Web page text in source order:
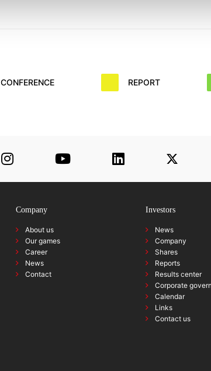
CONFERENCE REPORT
Company
About us
Our games
Career
News
Contact
Investors
News
Company
Shares
Reports
Results center
Corporate
Calendar
Links
Contact us